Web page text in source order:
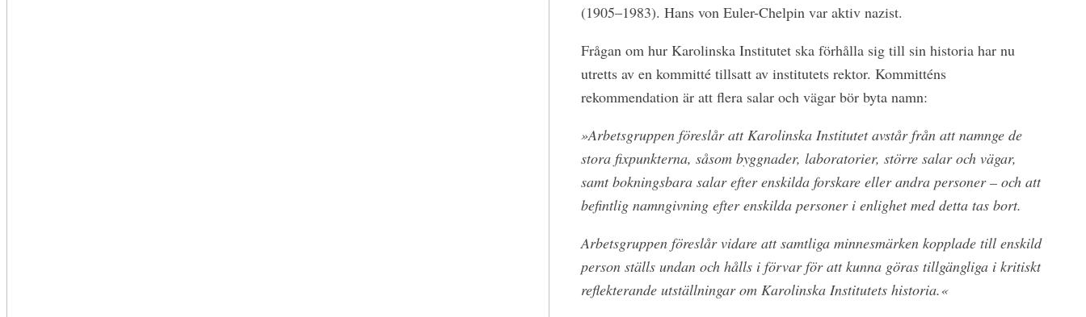
(1905–1983). Hans von Euler-Chelpin var aktiv nazist.
Frågan om hur Karolinska Institutet ska förhålla sig till sin historia har nu
utretts av en kommitté tillsatt av institutets rektor. Kommitténs
rekommendation är att flera salar och vägar bör byta namn:
»Arbetsgruppen föreslår att Karolinska Institutet avstår från att namnge de
stora fixpunkterna, såsom byggnader, laboratorier, större salar och vägar,
samt bokningsbara salar efter enskilda forskare eller andra personer – och att
befintlig namngivning efter enskilda personer i enlighet med detta tas bort.
Arbetsgruppen föreslår vidare att samtliga minnesmärken kopplade till enskild
person ställs undan och hålls i förvar för att kunna göras tillgängliga i kritiskt
reflekterande utställningar om Karolinska Institutets historia.«